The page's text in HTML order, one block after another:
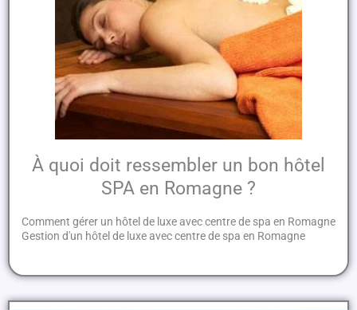
À quoi doit ressembler un bon hôtel
SPA en Romagne ?
Comment gérer un hôtel de luxe avec centre de spa en Romagne
Gestion d'un hôtel de luxe avec centre de spa en Romagne